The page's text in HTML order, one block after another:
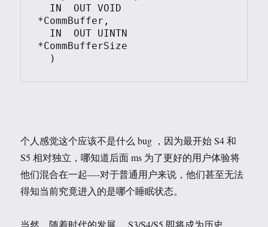
*CommBuffer,
*CommBufferSize
个人感觉这个应该不是什么 bug ，因为最开始 S4 和
S5 相对独立，哪知道后面 ms 为了更好的用户体验将
他们混合在一起—-对于普通用户来说，他们甚至无法
得知当前究竟进入的是哪个睡眠状态。
当然，随着时代的发展， S3/S4/S5 即将成为历史，